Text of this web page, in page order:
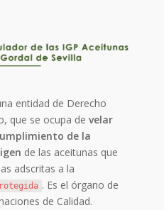
entidad de Derecho
que se ocupa develar
de la
de las aceitunas que
adscritas a la
. Es el órgano de
de Calidad.